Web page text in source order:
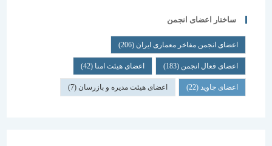
ساختار اعضای انجمن
اعضای انجمن مفاخر معماری ایران (206)
اعضای فعال انجمن(183) اعضای هیئت امنا(42)
اعضای جاوید(22) اعضای هیئت مدیره و بازرسان(7)